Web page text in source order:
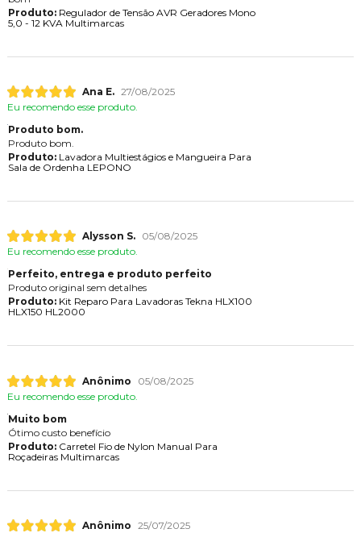
Produto:Regulador de Tensão AVR Geradores Mono
5,0 - 12 KVA Multimarcas
Ana E. 27/08/2025
Eu recomendo esse produto.
Produto bom.
Produto bom.
Produto:Lavadora Multiestágios e Mangueira Para
Sala de Ordenha LEPONO
Alysson S.
05/08/2025
Eu recomendo esse produto.
Perfeito, entrega e produto perfeito
Produto original sem detalhes
Produto:Kit Reparo Para Lavadoras Tekna HLX100
HLX150 HL2000
Anônimo
05/08/2025
Eu recomendo esse produto.
Muito bom
Ótimo custo benefício
Produto:Carretel Fio de Nylon Manual Para
Roçadeiras Multimarcas
Anônimo 25/07/2025